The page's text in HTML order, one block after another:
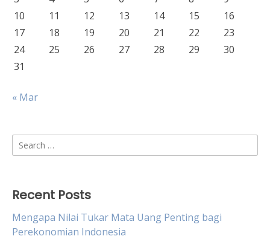
10
11 12 13 14 15
16
17
18 19 20 21 22
23
24
25 26 27 28 29
30
31
« Mar
Search
for:
Recent Posts
Mengapa Nilai Tukar Mata Uang Penting bagi
Perekonomian Indonesia